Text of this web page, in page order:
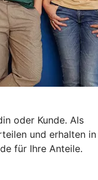
oder Kunde. Als
und erhalten in
für Ihre Anteile.